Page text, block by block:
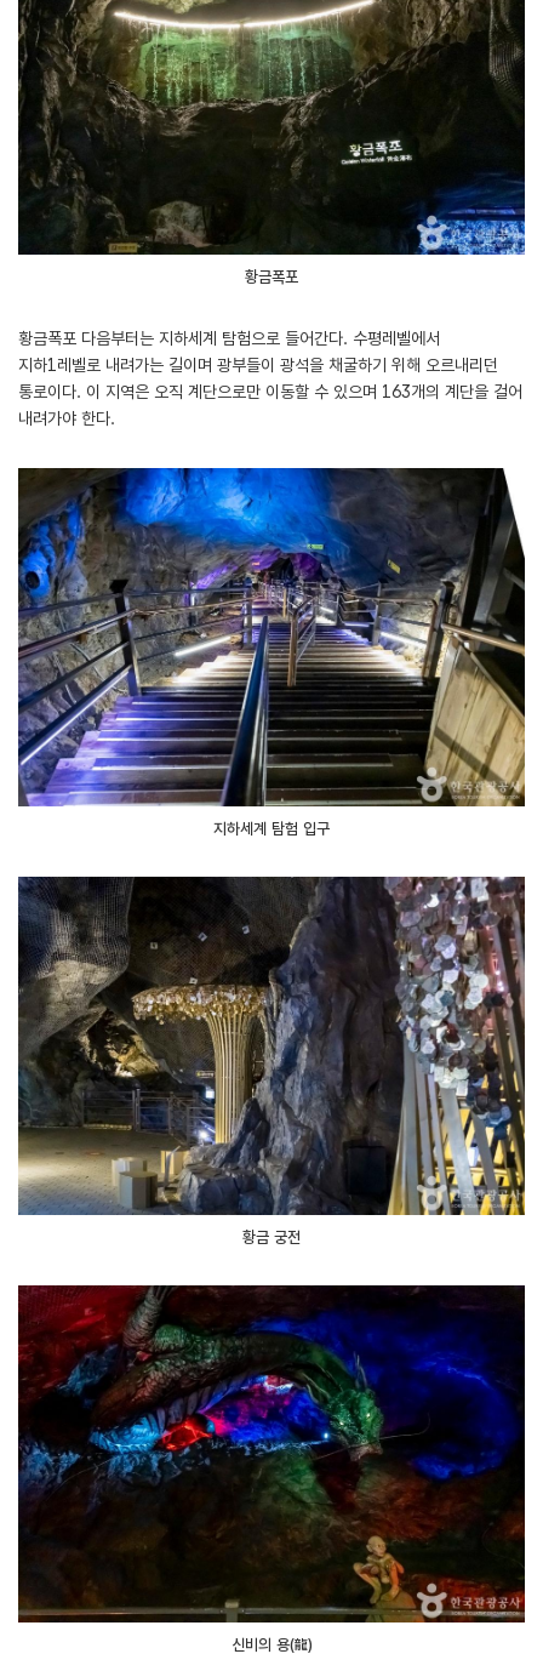
황금폭포
황금폭포 다음부터는 지하세계 탐험으로 들어간다. 수평레벨에서
지하1레벨로 내려가는 길이며 광부들이 광석을 채굴하기 위해 오르내리던
통로이다. 이 지역은 오직 계단으로만 이동할 수 있으며 163개의 계단을 걸어
내려가야 한다.
지하세계 탐험 입구
황금 궁전
신비의 용(龍)